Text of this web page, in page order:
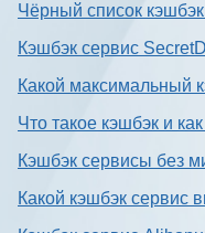
Чёрный список
Кэшбэк сервис
Какой максимальный
Что такое кэшбэк и
Кэшбэк сервисы без
Какой кэшбэк сервис